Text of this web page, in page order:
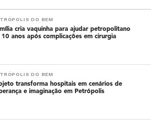
DO BEM
cria vaquinha para ajudar petropolitano
10 anos após complicações em cirurgia
DO BEM
transforma hospitais em cenários de
e imaginação em Petrópolis